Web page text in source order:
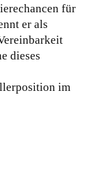
für
er als
dieses
im